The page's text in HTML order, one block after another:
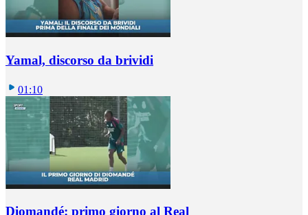
Yamal, discorso da brividi
01:10
Diomandé: primo giorno al Real